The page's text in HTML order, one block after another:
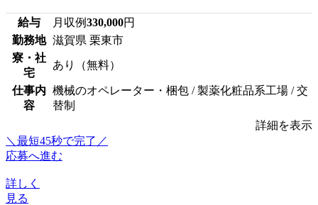
給与 月収例330,000円
勤務地 滋賀県 栗東市
寮・社
宅
あり（無料）
仕事内
容
機械のオペレーター・梱包 / 製薬化粧品系工場 / 交
替制
詳細を表示
＼最短45秒で完了／
応募へ進む
詳しく
見る